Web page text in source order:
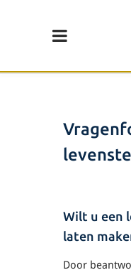
Wilt u een
laten
Door